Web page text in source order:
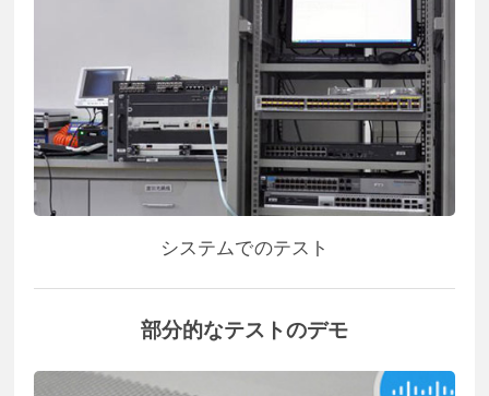
システムでのテスト
部分的なテストのデモ